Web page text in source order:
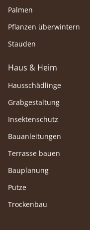
Palmen
Pflanzen überwintern
Stauden
Haus & Heim
Hausschädlinge
Grabgestaltung
Insektenschutz
Bauanleitungen
Terrasse bauen
Bauplanung
Putze
Trockenbau